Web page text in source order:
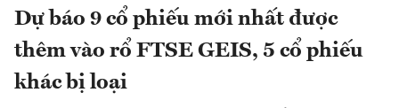
Dự báo 9 cổ phiếu mới nhất được
thêm vào rổ FTSE GEIS, 5 cổ phiếu
khác bị loại